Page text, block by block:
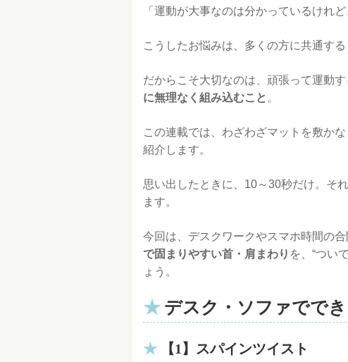
「運動が大事なのは分かっているけれ
こうしたお悩みは、多くの方に共通する
だからこそ大切なのは、頑張って運動
に無理なく組み込むこと 。
この連載では、わざわざマットを敷か
紹介します。
思い出したときに、10～30秒だけ。そ
ます。
今回は、デスクワークやスマホ時間の合
で固まりやすい首・肩まわり を、“つい
ょう。
デスク・ソファでで
【1】スパインツイスト